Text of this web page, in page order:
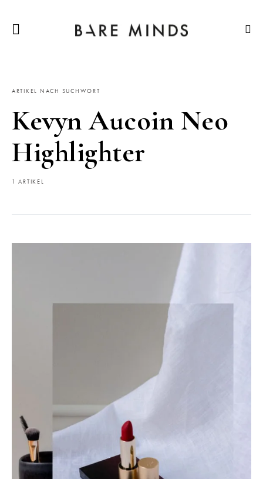
ARTIKEL NACH SUCHWORT
Kevyn Aucoin Neo
Highlighter
1 ARTIKEL